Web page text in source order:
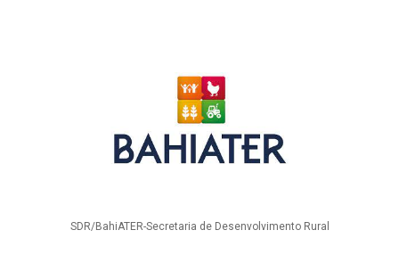
SDR/BahiATER-Secretaria de Desenvolvimento Rural